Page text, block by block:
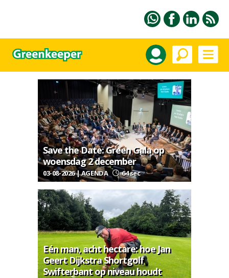
Save the Date: Green Gala op
woensdag 2 december
03-08-2026 | AGENDA 64 sec
Eén man, acht hectare: hoe Jan
Geert Dijkstra Shortgolf
Swifterbant op niveau houdt